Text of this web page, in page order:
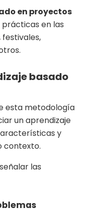
en proyectos
en las
festivales,
basado
esta metodología
un aprendizaje
y
contexto.
las